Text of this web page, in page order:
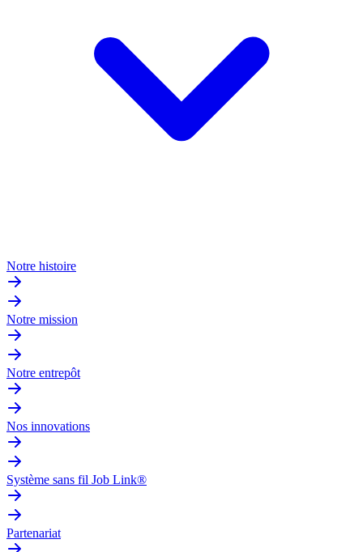
Notre histoire
Notre mission
Notre entrepôt
Nos innovations
Système sans fil Job Link®
Partenariat